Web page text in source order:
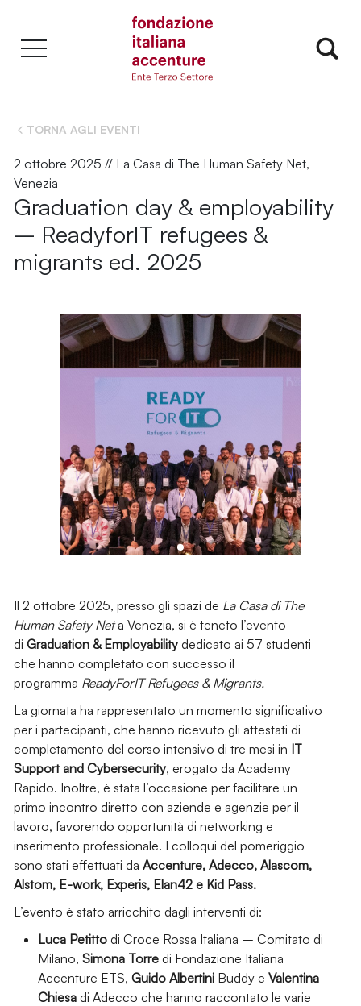
TORNA AGLI EVENTI
2 ottobre 2025 // La Casa di The Human Safety Net,
Venezia
Graduation day & employability
– ReadyforIT refugees &
migrants ed. 2025
Il 2 ottobre 2025, presso gli spazi de La Casa di The
Human Safety Neta Venezia, si è teneto l’evento
di Graduation & Employabilitydedicato ai 57 studenti
che hanno completato con successo il
programma ReadyForIT Refugees & Migrants.
La giornata ha rappresentato un momento significativo
per i partecipanti, che hanno ricevuto gli attestati di
completamento del corso intensivo di tre mesi in IT
Support and Cybersecurity, erogato da Academy
Rapido. Inoltre, è stata l’occasione per facilitare un
primo incontro diretto con aziende e agenzie per il
lavoro, favorendo opportunità di networking e
inserimento professionale. I colloqui del pomeriggio
sono stati effettuati da Accenture, Adecco, Alascom,
Alstom, E-work, Experis, Elan42 e Kid Pass.
L’evento è stato arricchito dagli interventi di:
Luca Petittodi Croce Rossa Italiana – Comitato di
Milano, Simona Torredi Fondazione Italiana
Accenture ETS, Guido AlbertiniBuddy e Valentina
Chiesadi Adecco che hanno raccontato le varie